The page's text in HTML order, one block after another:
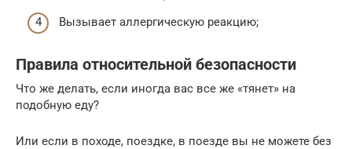
Вызывает аллергическую реакцию;
Правила относительной безопасности
Что же делать, если иногда вас все же «тянет» на
подобную еду?
Или если в походе, поездке, в поезде вы не можете без